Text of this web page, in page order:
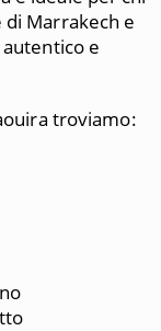
Marrakech e
e
troviamo: